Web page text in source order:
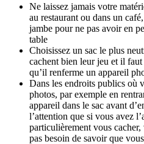
Ne laissez jamais votre
au restaurant ou dans un
jambe pour ne pas avoir en
table
Choisissez un sac le plus
cachent bien leur jeu et il
qu’il renferme un appareil
Dans les endroits publics où
photos, par exemple en
appareil dans le sac avant
l’attention que si vous avez
particulièrement vous
pas besoin de savoir que